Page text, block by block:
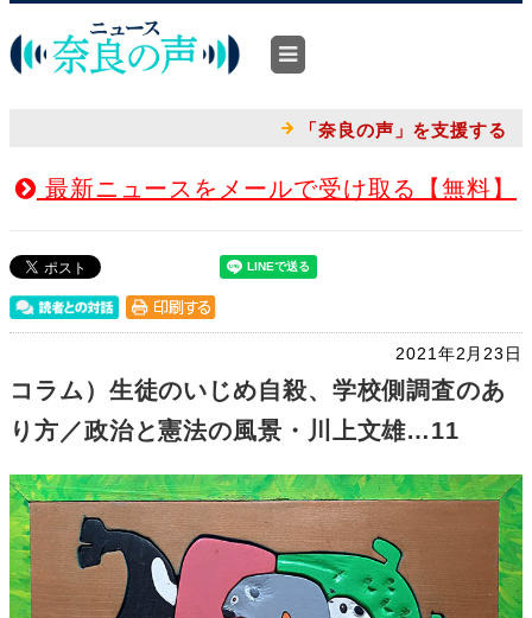
「奈良の声」を支援する
最新ニュースをメールで受け取る【無料】
2021年2月23日
コラム）生徒のいじめ自殺、学校側調査のあ
り方／政治と憲法の風景・川上文雄…11